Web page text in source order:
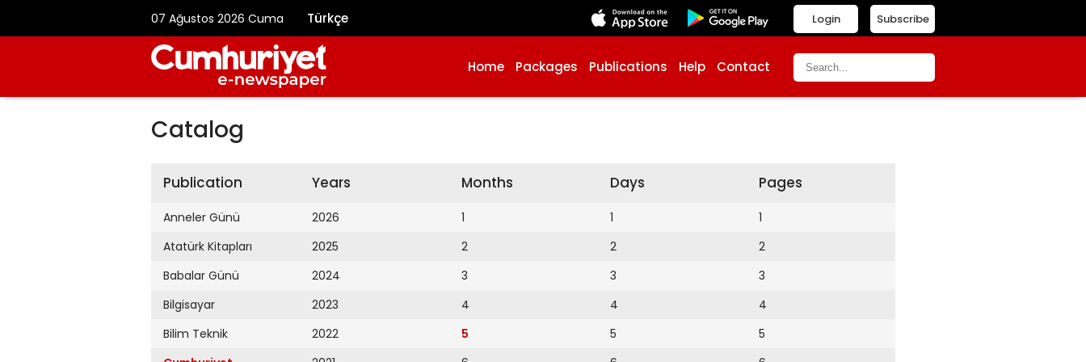
07 Ağustos 2026 Cuma Türkçe Subscribe
Login
Home Packages Publications Help Contact
Catalog
Publication
Anneler Günü
Atatürk Kitapları
Babalar Günü
Bilgisayar
Bilim Teknik
Years
2026
2025
2024
2023
2022
Months
1
2
3
4
5
Days
1
2
3
4
5
Pages
1
2
3
4
5